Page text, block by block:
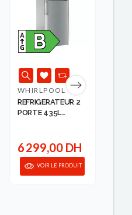
WHIRLPOOL
REFRIGERATEUR 2
PORTE 435L
6 299,00 DH
VOIR LE PRODUIT